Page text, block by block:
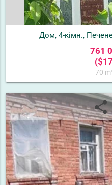
Дом, 4-кімн.,
761
70
share